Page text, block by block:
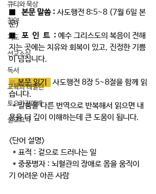
큐티와 묵상
찬양
기도
선교소식
독서
교육과 테필린
토요가정예배
설교요약
■ 본문 말씀 : 사도행전 8:5~8 (7월 6일 본
문)
■ 포  인  트  : 예수 그리스도의 복음이 전해
지는 곳에는 치유와 회복이 있고, 진정한 기쁨
이 넘칩니다.
≡ 본문 읽기
사도행전 8장 5~8절을 함께 읽
습니다.
  * 말씀을 다른 번역으로 반복해서 읽으면 내
용을 더 깊이 이해하는데 큰 도움이 됩니다.
<단어 설명>
  * 표적 : 겉으로 드러나는 일
기 어려운 아픈 사람